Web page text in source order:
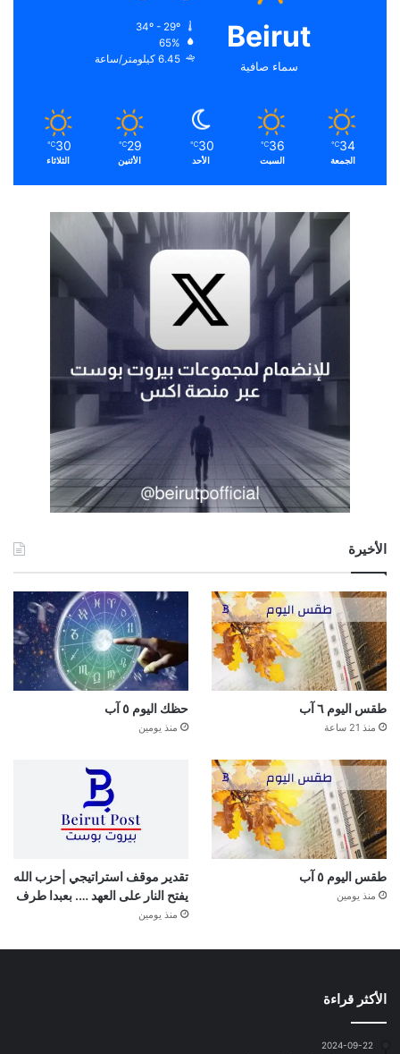
Beirut
سماء صافية
65%
6.45 كيلومتر/ساعة
34
℃
الجمعة
36
℃
السبت
30
℃
الأحد
29
℃
الأثنين
30
℃
الثلاثاء
الأخيرة
طقس اليوم ٦ آب
منذ 21 ساعة
حظك اليوم ٥ آب
منذ يومين
طقس اليوم ٥ آب
منذ يومين
تقدير موقف استراتيجي |حزب الله
يفتح النار على العهد …. بعبدا طرف
منذ يومين
الأكثر قراءة
2024-09-22